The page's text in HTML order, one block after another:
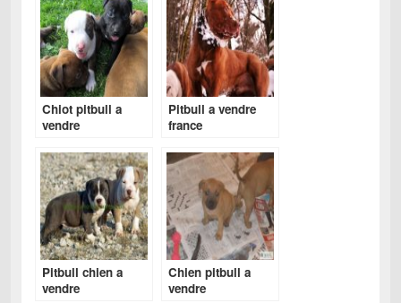
Chiot pitbull a
vendre
Pitbull a vendre
france
Pitbull chien a
vendre
Chien pitbull a
vendre